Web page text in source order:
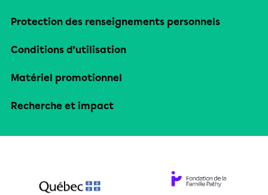
Protection des renseignements personnels
Conditions d’utilisation
Matériel promotionnel
Recherche et impact